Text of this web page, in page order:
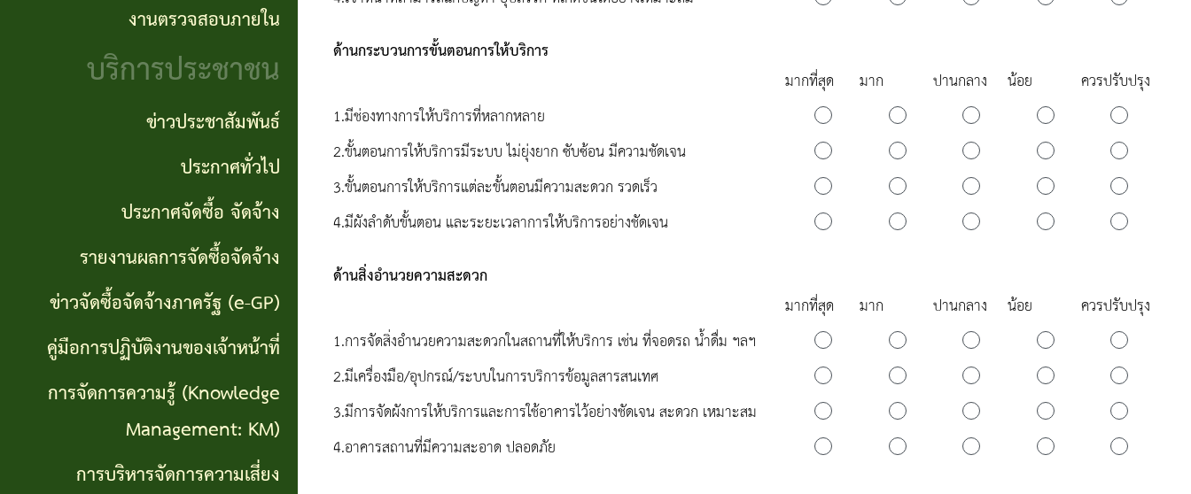
หน้าที่
การจัดการ
ความรู้
(Knowledge
Management:
KM)
บริหาร
จัดการ
ความ
เสี่ยง
แหล่ง
งานด้าน
การคลัง
จริยธรรม
ตรวจ
สอบ
ภายใน
พัฒนา
พนักงาน
ส่วน
ตำบล
งานตรวจสอบภายใน
บริการประชาชน
ข่าวประชาสัมพันธ์
ประกาศทั่วไป
ประกาศจัดซื้อ จัดจ้าง
รายงานผลการจัดซื้อจัดจ้าง
ข่าวจัดซื้อจัดจ้างภาครัฐ (e-GP)
คู่มือการปฏิบัติงานของเจ้าหน้าที่
การจัดการความรู้ (Knowledge
Management: KM)
การบริหารจัดการความเสี่ยง
ด้านกระบวนการขั้นตอนการให้บริการ
มากที่สุด
มาก ปานกลาง น้อย
ควรปรับปรุง
1.มีช่องทางการให้บริการที่หลากหลาย
2.ขั้นตอนการให้บริการมีระบบ ไม่ยุ่งยาก ซับซ้อน มีความชัดเจน
3.ขั้นตอนการให้บริการแต่ละขั้นตอนมีความสะดวก รวดเร็ว
4.มีผังลำดับขั้นตอน และระยะเวลาการให้บริการอย่างชัดเจน
ด้านสิ่งอำนวยความสะดวก
มากที่สุด
มาก ปานกลาง น้อย
ควรปรับปรุง
1.การจัดสิ่งอำนวยความสะดวกในสถานที่ให้บริการ เช่น ที่จอดรถ น้ำดื่ม ฯลฯ
2.มีเครื่องมือ/อุปกรณ์/ระบบในการบริการข้อมูลสารสนเทศ
3.มีการจัดผังการให้บริการและการใช้อาคารไว้อย่างชัดเจน สะดวก เหมาะสม
4.อาคารสถานที่มีความสะอาด ปลอดภัย